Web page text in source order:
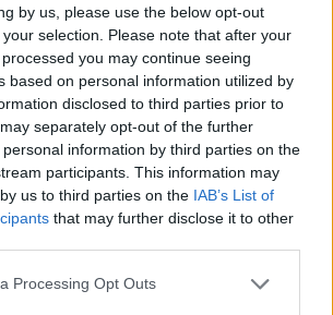
by us, please use the below opt-out
selection. Please note that after your
you may continue seeing
based on personal information utilized by
disclosed to third parties prior to
separately opt-out of the further
information by third parties on the
participants. This information may
us to third parties on the IAB’s List of
that may further disclose it to other
Processing Opt Outs
από τα συνολικά 492 στο νομό
Νέα Δημοκρατία εκλέγουν από
έναν βουλευτή εκλέγει ο ΛΑ.Ο.Σ.
τη Νέα Δημοκρατία εκλέγονται οι
με 19.370 σταυρούς,
με 16.753 και Μαρία Κόλλια-
Εκτός βουλής μένει ο Αχιλλέας
από το ΠΑΣΟΚ έρχεται ο Μάρκος